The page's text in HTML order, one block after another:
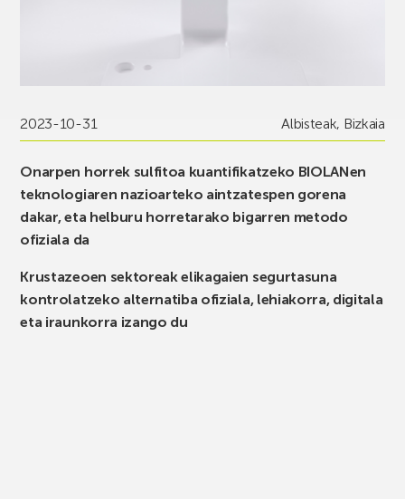
2023-10-31 Albisteak, Bizkaia
Onarpen horrek sulfitoa kuantifikatzeko BIOLANen
teknologiaren nazioarteko aintzatespen gorena
dakar, eta helburu horretarako bigarren metodo
ofiziala da
Krustazeoen sektoreak elikagaien segurtasuna
kontrolatzeko alternatiba ofiziala, lehiakorra, digitala
eta iraunkorra izango du